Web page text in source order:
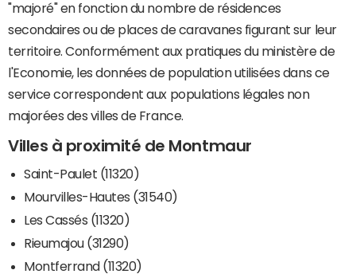
"majoré" en fonction du nombre de résidences
secondaires ou de places de caravanes figurant sur leur
territoire. Conformément aux pratiques du ministère de
l'Economie, les données de population utilisées dans ce
service correspondent aux populations légales non
majorées des villes de France.
Villes à proximité de Montmaur
Saint-Paulet (11320)
Mourvilles-Hautes (31540)
Les Cassés (11320)
Rieumajou (31290)
Montferrand (11320)